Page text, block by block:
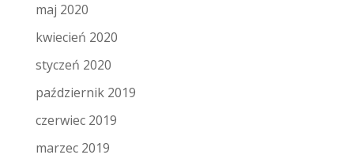
maj 2020
kwiecień 2020
styczeń 2020
październik 2019
czerwiec 2019
marzec 2019